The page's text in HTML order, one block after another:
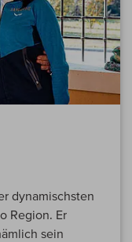
dynamischsten
Region. Er
sein